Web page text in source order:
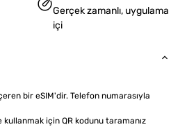
Gerçek zamanlı, uygulama
içi
bir eSIM'dir. Telefon numarasıyla
kullanmak için QR kodunu taramanız